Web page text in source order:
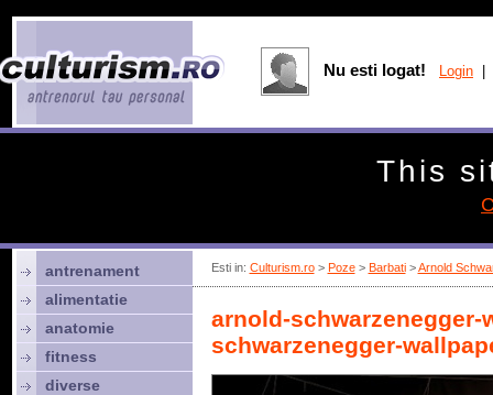
Esti in: Culturism.ro> Poze> Barbati>Arnold
arnold-schwarzenegger-
schwarzenegger-
antrenament
alimentatie
anatomie
fitness
diverse
Nu esti logat! Login
This